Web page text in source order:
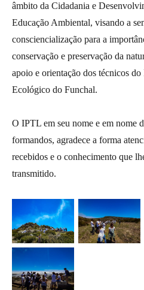
âmbito da Cidadania e
Educação Ambiental, visando a
consciencialização para a
conservação e preservação da
apoio e orientação dos técnicos do
Ecológico do Funchal.
O IPTL em seu nome e em nome
formandos, agradece a forma
recebidos e o conhecimento que
transmitido.